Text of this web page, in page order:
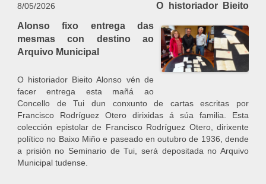
8/05/2026
O historiador Bieito
Alonso fixo entrega das
mesmas con destino ao
Arquivo Municipal
O historiador Bieito Alonso vén de
facer entrega esta mañá ao
Concello de Tui dun conxunto de cartas escritas por
Francisco Rodríguez Otero dirixidas á súa familia. Esta
colección epistolar de Francisco Rodríguez Otero, dirixente
político no Baixo Miño e paseado en outubro de 1936, dende
a prisión no Seminario de Tui, será depositada no Arquivo
Municipal tudense.